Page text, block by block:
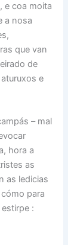
e coa moita
a nosa
que van
de
e
– mal
hora a
as
as ledicias
para
: